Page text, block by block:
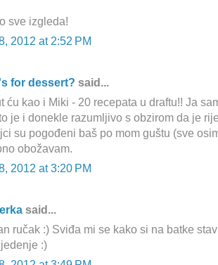
sve izgleda!
2012 at 2:52 PM
for dessert? said...
ću kao i Miki - 20 recepata u draftu!! Ja
je i donekle razumljivo s obzirom da je
su pogođeni baš po mom guštu (sve
obožavam.
2012 at 3:20 PM
said...
ručak :) Sviđa mi se kako si na batke
:)